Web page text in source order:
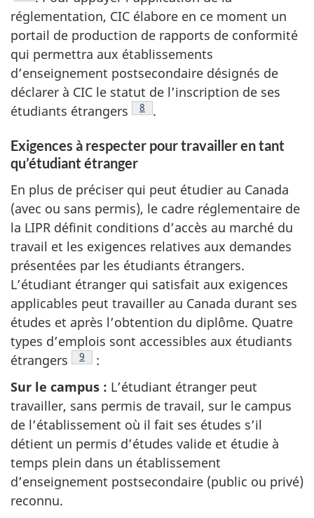
réglementation, CIC élabore en ce moment un
portail de production de rapports de conformité
qui permettra aux établissements
d’enseignement postsecondaire désignés de
déclarer à CIC le statut de l’inscription de ses
étudiants étrangers
Note de bas de page
8 .
Exigences à respecter pour travailler en tant
qu’étudiant étranger
En plus de préciser qui peut étudier au Canada
(avec ou sans permis), le cadre réglementaire de
la LIPR définit conditions d’accès au marché du
travail et les exigences relatives aux demandes
présentées par les étudiants étrangers.
L’étudiant étranger qui satisfait aux exigences
applicables peut travailler au Canada durant ses
études et après l’obtention du diplôme. Quatre
types d’emplois sont accessibles aux étudiants
étrangers
Note de bas de page
9
:
Sur le campus : L’étudiant étranger peut
travailler, sans permis de travail, sur le campus
de l’établissement où il fait ses études s’il
détient un permis d’études valide et étudie à
temps plein dans un établissement
d’enseignement postsecondaire (public ou privé)
reconnu.